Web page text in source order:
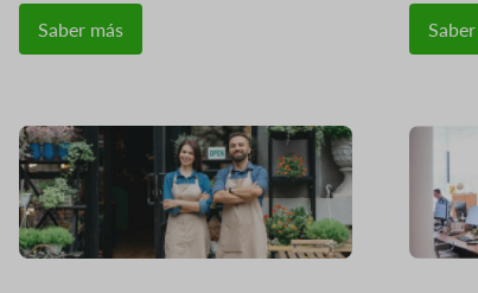
Saber más
Imagen Imagen